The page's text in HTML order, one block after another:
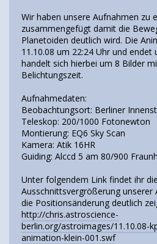
Wir haben unsere Aufnahmen zu
zusammengefügt damit die
Planetoiden deutlich wird. Die
11.10.08 um 22:24 Uhr und endet
handelt sich hierbei um 8 Bilder
Belichtungszeit.
Aufnahmedaten:
Beobachtungsort: Berliner
Teleskop: 200/1000 Fotonewton
Montierung: EQ6 Sky Scan
Kamera: Atik 16HR
Guiding: Alccd 5 am 80/900
Unter folgendem Link findet ihr
Ausschnittsvergrößerung unserer
die Positionsänderung deutlich
http://chris.astroscience-
berlin.org/astroimages/11.10.08-
animation-klein-001.swf